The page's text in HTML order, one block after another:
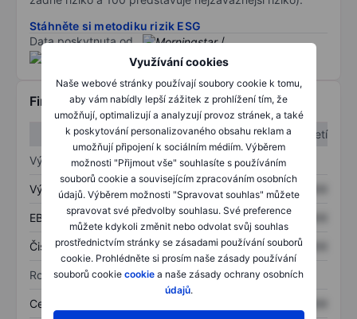
Využívání cookies
Naše webové stránky používají soubory cookie k tomu,
aby vám nabídly lepší zážitek z prohlížení tím, že
umožňují, optimalizují a analyzují provoz stránek, a také
k poskytování personalizovaného obsahu reklam a
umožňují připojení k sociálním médiím. Výběrem
možnosti "Přijmout vše" souhlasíte s používáním
souborů cookie a souvisejícím zpracováním osobních
údajů. Výběrem možnosti "Spravovat souhlas" můžete
spravovat své předvolby souhlasu. Své preference
můžete kdykoli změnit nebo odvolat svůj souhlas
prostřednictvím stránky se zásadami používání souborů
cookie. Prohlédněte si prosím naše zásady používání
souborů cookie cookie a naše zásady ochrany osobních
údajů.
Stáhněte si metodiku rizik ESG
Data poskytnuta od
/
Finanční informace
1. čtvrtletí
2. čtvrtletí
Výkaz zisku a ztráty
Výnos XXXXXXX XXXXXXX
EBITDA XXXXXXX XXXXXXX
Čistý příjem XXXXXXX XXXXXXX
Rozvaha
Celková aktiva